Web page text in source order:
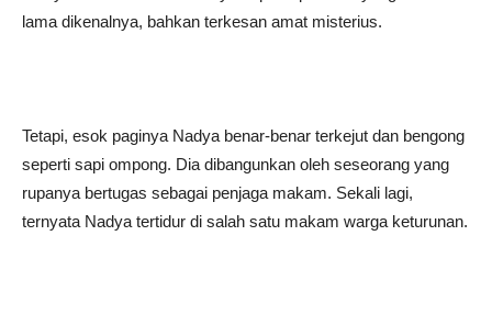
lama dikenalnya, bahkan terkesan amat misterius.
Tetapi, esok paginya Nadya benar-benar terkejut dan bengong
seperti sapi ompong. Dia dibangunkan oleh seseorang yang
rupanya bertugas sebagai penjaga makam. Sekali lagi,
ternyata Nadya tertidur di salah satu makam warga keturunan.